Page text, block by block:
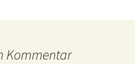
Kommentar